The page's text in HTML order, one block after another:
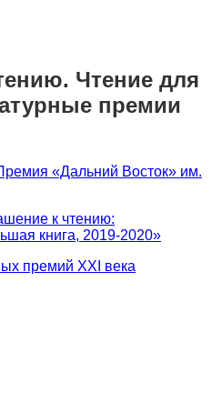
Чтение для
премии
«Дальний Восток» им.
к чтению:
книга, 2019-2020»
премий XXI века